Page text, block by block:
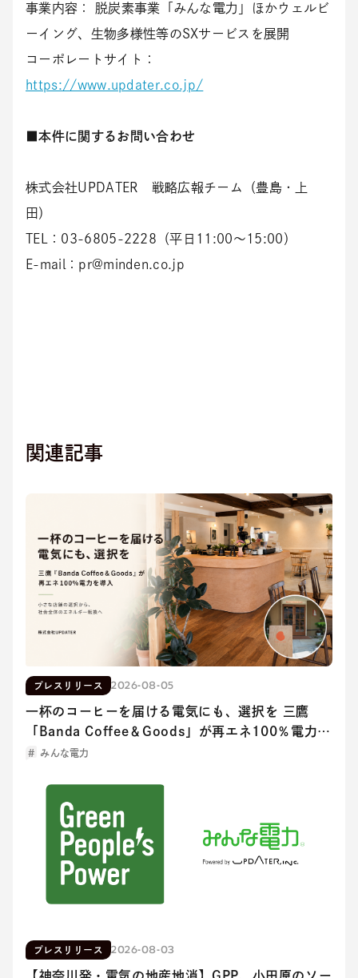
事業内容： 脱炭素事業「みんな電力」ほかウェルビ
ーイング、生物多様性等のSXサービスを展開
コーポレートサイト：
https://www.updater.co.jp/
■本件に関するお問い合わせ
株式会社UPDATER 戦略広報チーム（豊島・上
田）
TEL：03-6805-2228（平日11:00～15:00）
E-mail：pr@minden.co.jp
関連記事
プレスリリース 2026-08-05
一杯のコーヒーを届ける電気にも、選択を 三鷹
「Banda Coffee＆Goods」が再エネ100％電力を
導入みんな電力
プレスリリース 2026-08-03